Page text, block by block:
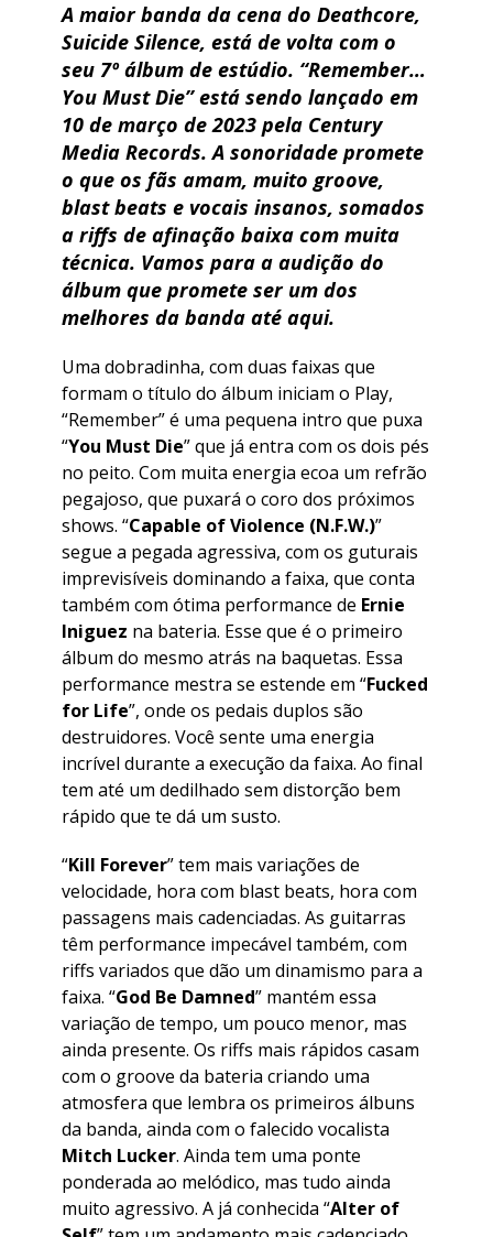
A maior banda da cena do Deathcore,
Suicide Silence, está de volta com o
seu 7º álbum de estúdio. “Remember…
You Must Die” está sendo lançado em
10 de março de 2023 pela Century
Media Records. A sonoridade promete
o que os fãs amam, muito groove,
blast beats e vocais insanos, somados
a riffs de afinação baixa com muita
técnica. Vamos para a audição do
álbum que promete ser um dos
melhores da banda até aqui.
Uma dobradinha, com duas faixas que
formam o título do álbum iniciam o Play,
“Remember” é uma pequena intro que puxa
“You Must Die” que já entra com os dois pés
no peito. Com muita energia ecoa um refrão
pegajoso, que puxará o coro dos próximos
shows. “Capable of Violence (N.F.W.)”
segue a pegada agressiva, com os guturais
imprevisíveis dominando a faixa, que conta
também com ótima performance de Ernie
Iniguez na bateria. Esse que é o primeiro
álbum do mesmo atrás na baquetas. Essa
performance mestra se estende em “Fucked
for Life”, onde os pedais duplos são
destruidores. Você sente uma energia
incrível durante a execução da faixa. Ao final
tem até um dedilhado sem distorção bem
rápido que te dá um susto.
“Kill Forever” tem mais variações de
velocidade, hora com blast beats, hora com
passagens mais cadenciadas. As guitarras
têm performance impecável também, com
riffs variados que dão um dinamismo para a
faixa. “God Be Damned” mantém essa
variação de tempo, um pouco menor, mas
ainda presente. Os riffs mais rápidos casam
com o groove da bateria criando uma
atmosfera que lembra os primeiros álbuns
da banda, ainda com o falecido vocalista
Mitch Lucker. Ainda tem uma ponte
ponderada ao melódico, mas tudo ainda
muito agressivo. A já conhecida “Alter of